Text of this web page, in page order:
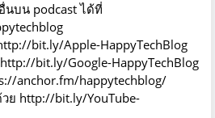
นบน podcast ได้ที่
bit.ly/Apple-HappyTechBlog
http://bit.ly/Google-HappyTechBlog
anchor.fm/happytechblog/
ย http://bit.ly/YouTube-